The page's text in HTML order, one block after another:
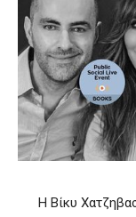
Η Βίκυ